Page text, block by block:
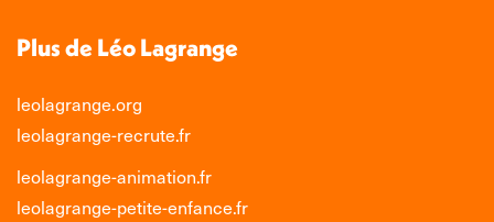
Plus de Léo Lagrange
leolagrange.org
leolagrange-recrute.fr
leolagrange-animation.fr
leolagrange-petite-enfance.fr